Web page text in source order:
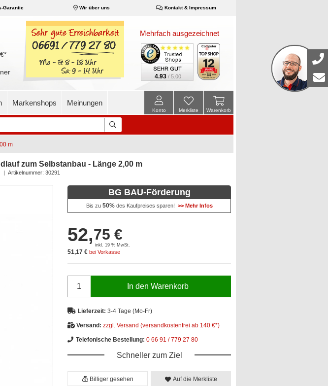
Garantie Wir über uns Kontakt & Impressum
*
Mehrfach ausgezeichnet
4.93 / 5.00
Markenshops Meinungen
Warenkorb
Merkliste
Konto
m
zum Selbstanbau - Länge 2,00 m
| Artikelnummer: 30291
BG BAU-Förderung
Bis zu 50%des Kaufpreises sparen! >> Mehr Infos
52,75 €
inkl. 19 % MwSt.
51,17 € bei Vorkasse
In den Warenkorb
Lieferzeit: 3-4 Tage (Mo-Fr)
Versand: zzgl. Versand (versandkostenfrei ab 140 €*)
Telefonische Bestellung: 0 66 91 / 779 27 80
Schneller zum Ziel
Billiger gesehen Auf die Merkliste